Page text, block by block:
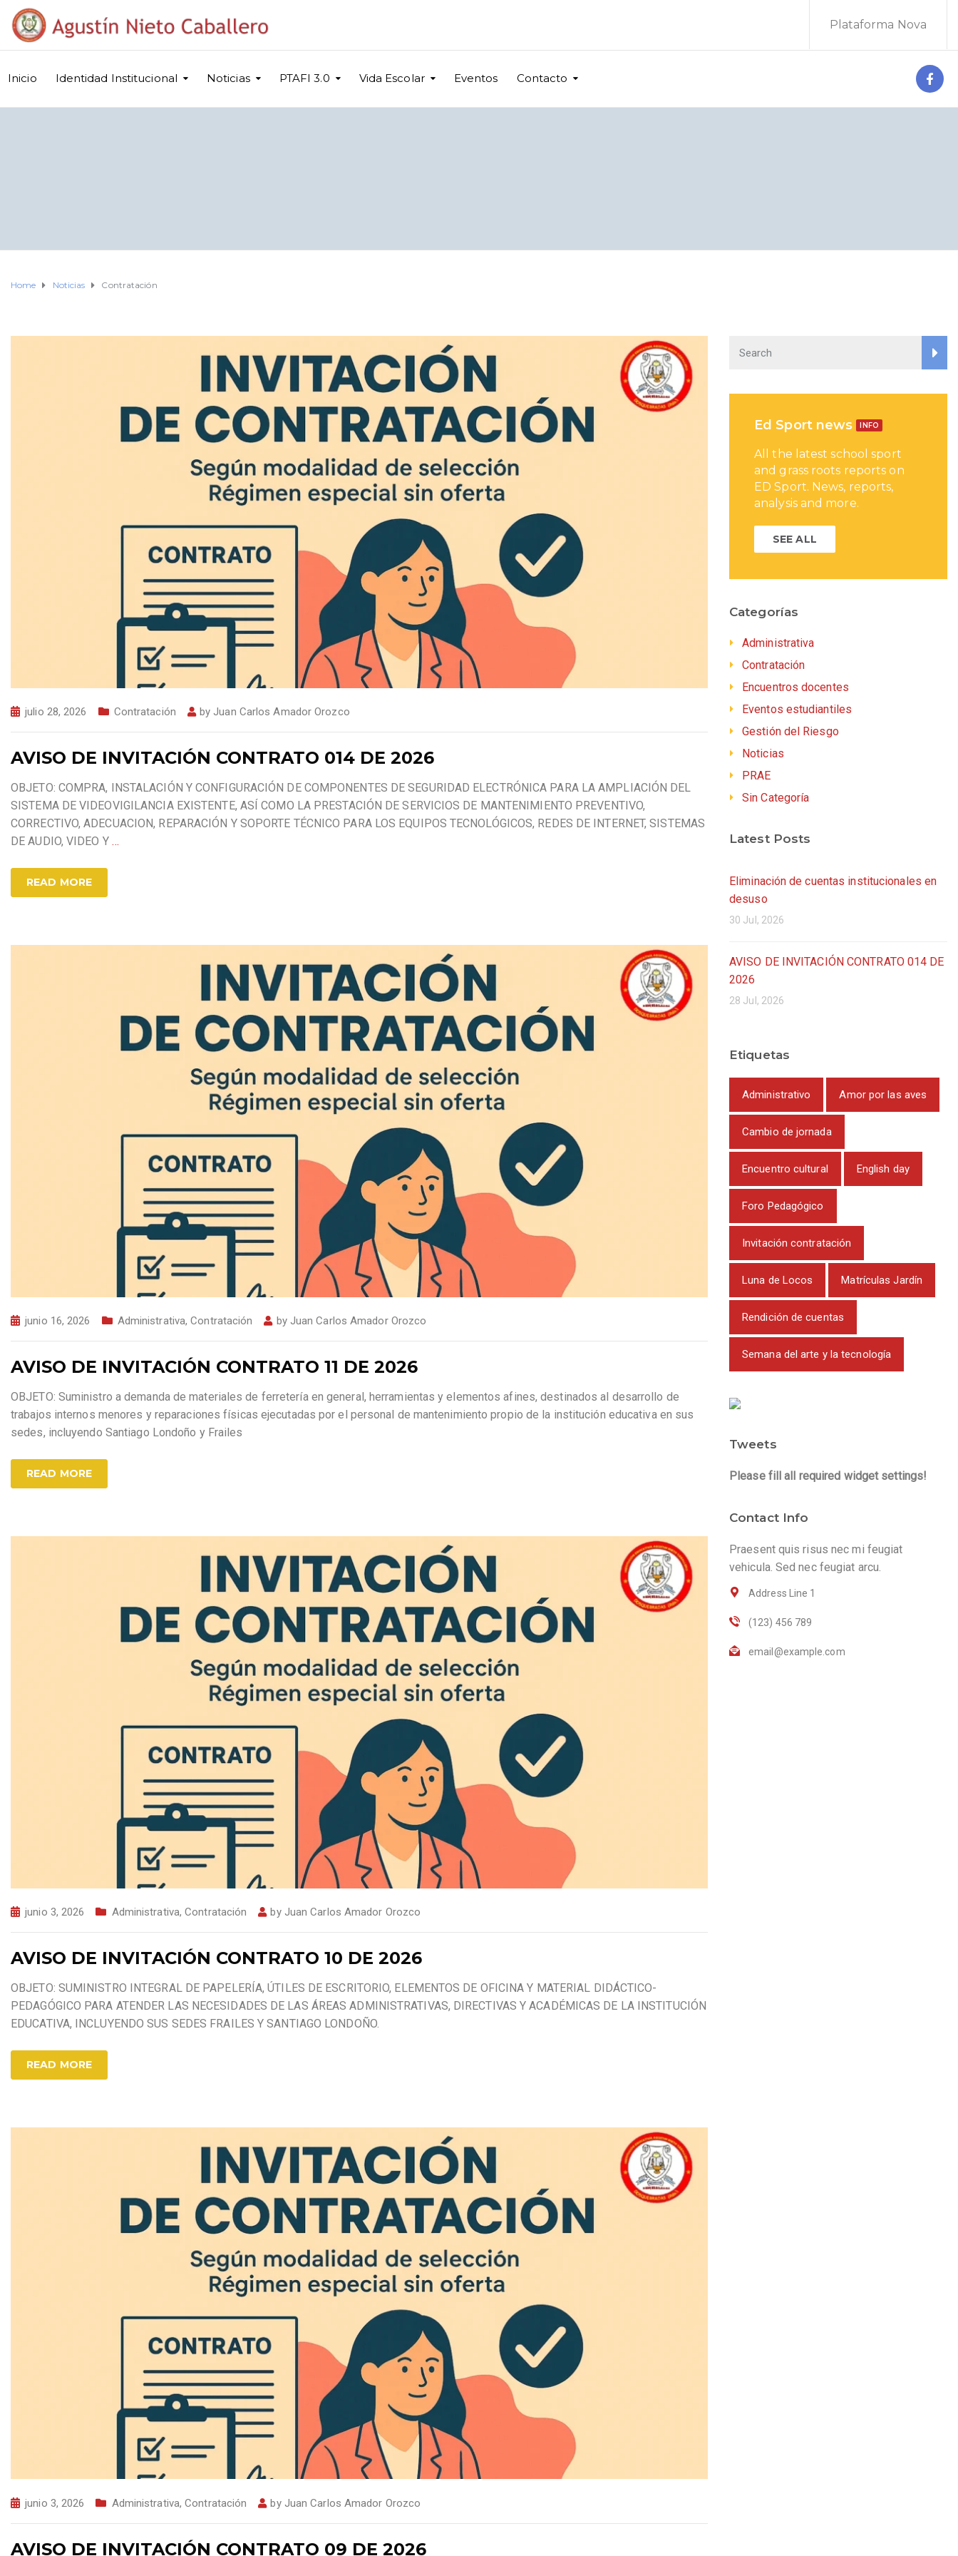
Plataforma Nova
Inicio Identidad Institucional Noticias PTAFI 3.0 Vida Escolar Eventos Contacto
Home Noticias Contratación
julio 28, 2026 Contratación byJuan Carlos Amador Orozco
AVISO DE INVITACIÓN CONTRATO 014 DE 2026
OBJETO: COMPRA, INSTALACIÓN Y CONFIGURACIÓN DE COMPONENTES DE SEGURIDAD ELECTRÓNICA PARA LA AMPLIACIÓN DEL
SISTEMA DE VIDEOVIGILANCIA EXISTENTE, ASÍ COMO LA PRESTACIÓN DE SERVICIOS DE MANTENIMIENTO PREVENTIVO,
CORRECTIVO, ADECUACION, REPARACIÓN Y SOPORTE TÉCNICO PARA LOS EQUIPOS TECNOLÓGICOS, REDES DE INTERNET, SISTEMAS
DE AUDIO, VIDEO Y …
READ MORE
junio 16, 2026 Administrativa,Contratación by Juan Carlos Amador Orozco
AVISO DE INVITACIÓN CONTRATO 11 DE 2026
OBJETO: Suministro a demanda de materiales de ferretería en general, herramientas y elementos afines, destinados al desarrollo de
trabajos internos menores y reparaciones físicas ejecutadas por el personal de mantenimiento propio de la institución educativa en sus
sedes, incluyendo Santiago Londoño y Frailes
READ MORE
junio 3, 2026 Administrativa,Contratación by Juan Carlos Amador Orozco
AVISO DE INVITACIÓN CONTRATO 10 DE 2026
OBJETO: SUMINISTRO INTEGRAL DE PAPELERÍA, ÚTILES DE ESCRITORIO, ELEMENTOS DE OFICINA Y MATERIAL DIDÁCTICO-
PEDAGÓGICO PARA ATENDER LAS NECESIDADES DE LAS ÁREAS ADMINISTRATIVAS, DIRECTIVAS Y ACADÉMICAS DE LA INSTITUCIÓN
EDUCATIVA, INCLUYENDO SUS SEDES FRAILES Y SANTIAGO LONDOÑO.
READ MORE
junio 3, 2026 Administrativa,Contratación by Juan Carlos Amador Orozco
AVISO DE INVITACIÓN CONTRATO 09 DE 2026
Ed Sport news INFO
All the latest school sport
and grass roots reports on
ED Sport. News, reports,
analysis and more.
SEE ALL
Categorías
Administrativa
Contratación
Encuentros docentes
Eventos estudiantiles
Gestión del Riesgo
Noticias
PRAE
Sin Categoría
Latest Posts
Eliminación de cuentas institucionales en
desuso
30 Jul, 2026
AVISO DE INVITACIÓN CONTRATO 014 DE
2026
28 Jul, 2026
Etiquetas
Administrativo Amor por las aves
Cambio de jornada
Encuentro cultural English day
Foro Pedagógico
Invitación contratación
Luna de Locos Matrículas Jardín
Rendición de cuentas
Semana del arte y la tecnología
Tweets
Please fill all required widget settings!
Contact Info
Praesent quis risus nec mi feugiat
vehicula. Sed nec feugiat arcu.
Address Line 1
(123) 456 789
email@example.com